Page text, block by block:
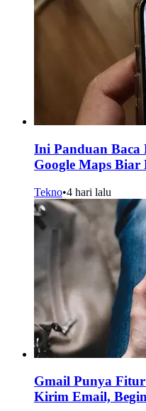
Ini Panduan Baca
Google Maps Biar
Tekno•4 hari lalu
Gmail Punya
Kirim Email,